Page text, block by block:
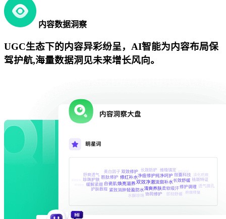
内容数据洞察
UGC生态下的内容异彩纷呈，AI智能为内容布局保
驾护航,海量数据洞见未来增长风向。